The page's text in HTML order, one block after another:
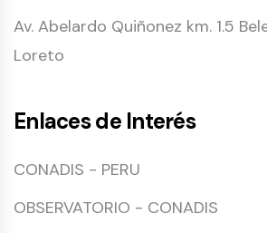
Av. Abelardo Quiñonez km. 1.5
Loreto
Enlaces de Interés
CONADIS - PERU
OBSERVATORIO - CONADIS